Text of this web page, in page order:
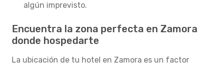
algún imprevisto.
Encuentra la zona perfecta en Zamora
donde hospedarte
La ubicación de tu hotel en Zamora es un factor